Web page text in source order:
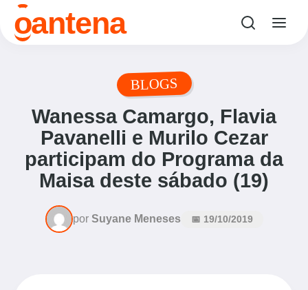
oantena
BLOGS
Wanessa Camargo, Flavia
Pavanelli e Murilo Cezar
participam do Programa da
Maisa deste sábado (19)
por Suyane Meneses 📅 19/10/2019